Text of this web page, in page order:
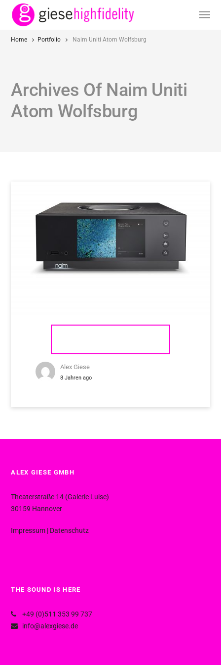
Home Portfolio Naim Uniti Atom Wolfsburg
Archives Of Naim Uniti
Atom Wolfsburg
Alex Giese
8 Jahren ago
ALEX GIESE GMBH
Theaterstraße 14 (Galerie Luise)
30159 Hannover
Impressum | Datenschutz
THE SOUND IS HERE
+49 (0)511 353 99 737
info@alexgiese.de